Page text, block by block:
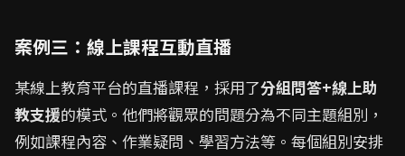
案例三：線上課程互動直播
某線上教育平台的直播課程，採用了分組問答+線上助
教支援的模式。他們將觀眾的問題分為不同主題組別，
例如課程內容、作業疑問、學習方法等。每個組別安排